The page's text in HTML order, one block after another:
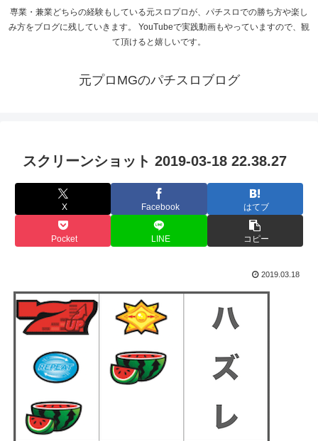
専業・兼業どちらの経験もしている元スロプロが、パチスロでの勝ち方や楽し
み方をブログに残していきます。 YouTubeで実践動画もやっていますので、観
て頂けると嬉しいです。
元プロMGのパチスロブログ
スクリーンショット 2019-03-18 22.38.27
X Facebook はてブ
Pocket LINE コピー
2019.03.18